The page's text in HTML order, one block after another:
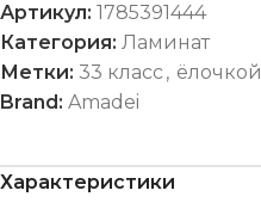
Артикул: 1785391444
Категория: Ламинат
Метки: 33 класс, ёлочкой
Brand: Amadei
Характеристики